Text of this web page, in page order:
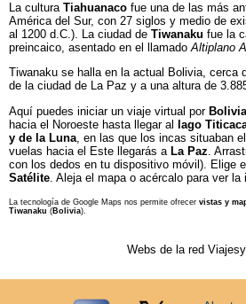
La cultura Tiahuanaco fue una de las más
América del Sur, con 27 siglos y medio de
al 1200 d.C.). La ciudad de Tiwanaku fue la
preincaico, asentado en el llamadoAltiplano
Tiwanaku se halla en la actual Bolivia, cerca
de la ciudad de La Paz y a una altura de
Aquí puedes iniciar un viaje virtual por Bolivia
hacia el Noroeste hasta llegar al
lago
y de la Luna , en las que los incas situaban
vuelas hacia el Este llegarás a La Paz .
con los dedos en tu dispositivo móvil). Elige
Satélite . Aleja el mapa o acércalo para ver
La tecnología de Google Maps nos permite ofrecer vistas y
Tiwanaku ( Bolivia).
Webs de la red